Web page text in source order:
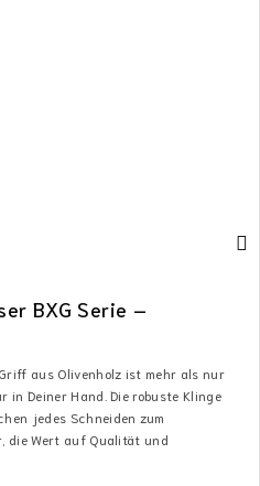
BXG Serie –
Griff aus Olivenholz ist mehr als nur
in Deiner Hand. Die robuste Klinge
jedes Schneiden zum
die Wert auf Qualität und